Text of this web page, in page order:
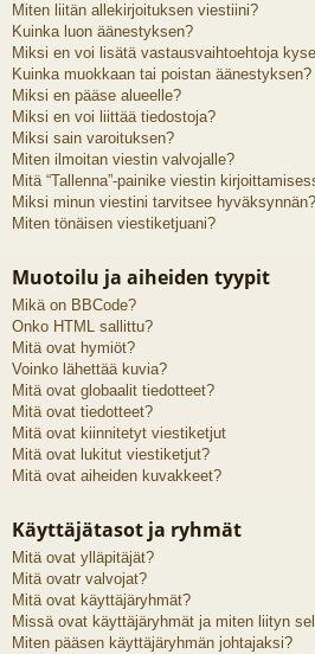
Miten liitän allekirjoituksen viestiini?
Kuinka luon äänestyksen?
Miksi en voi lisätä vastausvaihtoehtoja
Kuinka muokkaan tai poistan äänestyksen?
Miksi en pääse alueelle?
Miksi en voi liittää tiedostoja?
Miksi sain varoituksen?
Miten ilmoitan viestin valvojalle?
Mitä “Tallenna”-painike viestin
Miksi minun viestini tarvitsee hyväksynnän?
Miten tönäisen viestiketjuani?
Muotoilu ja aiheiden tyypit
Mikä on BBCode?
Onko HTML sallittu?
Mitä ovat hymiöt?
Voinko lähettää kuvia?
Mitä ovat globaalit tiedotteet?
Mitä ovat tiedotteet?
Mitä ovat kiinnitetyt viestiketjut
Mitä ovat lukitut viestiketjut?
Mitä ovat aiheiden kuvakkeet?
Käyttäjätasot ja ryhmät
Mitä ovat ylläpitäjät?
Mitä ovatr valvojat?
Mitä ovat käyttäjäryhmät?
Missä ovat käyttäjäryhmät ja miten liityn
Miten pääsen käyttäjäryhmän johtajaksi?